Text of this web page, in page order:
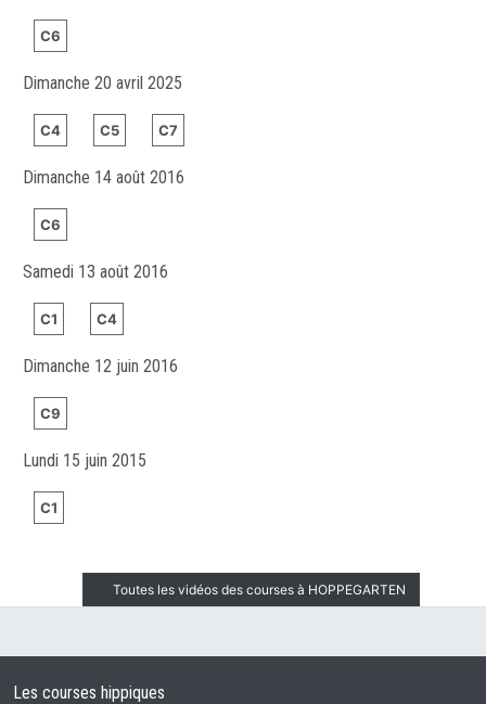
C6
Dimanche 20 avril 2025
C4 C5 C7
Dimanche 14 août 2016
C6
Samedi 13 août 2016
C1 C4
Dimanche 12 juin 2016
C9
Lundi 15 juin 2015
C1
Toutes les vidéos des courses à HOPPEGARTEN
Les courses hippiques